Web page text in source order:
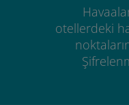
otellerdeki